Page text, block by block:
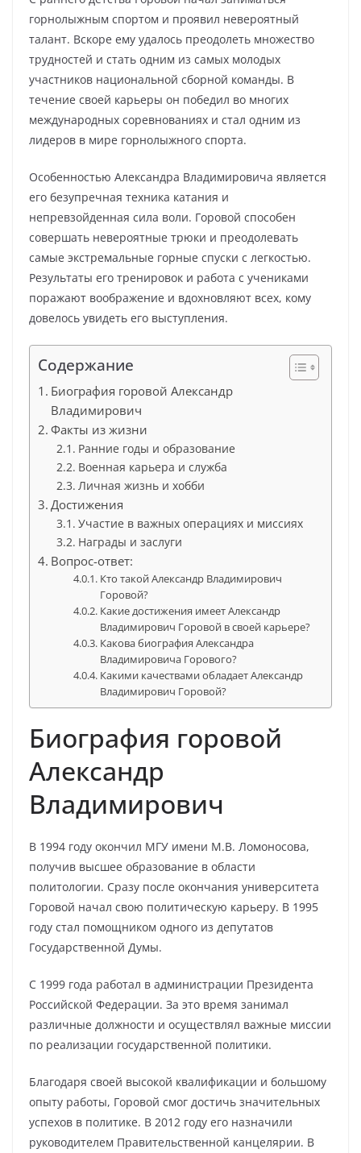
горнолыжным спортом и проявил невероятный
талант. Вскоре ему удалось преодолеть множество
трудностей и стать одним из самых молодых
участников национальной сборной команды. В
течение своей карьеры он победил во многих
международных соревнованиях и стал одним из
лидеров в мире горнолыжного спорта.
Особенностью Александра Владимировича является
его безупречная техника катания и
непревзойденная сила воли. Горовой способен
совершать невероятные трюки и преодолевать
самые экстремальные горные спуски с легкостью.
Результаты его тренировок и работа с учениками
поражают воображение и вдохновляют всех, кому
довелось увидеть его выступления.
Содержание
Биография горовой Александр
Владимирович
Факты из жизни
Ранние годы и образование
Военная карьера и служба
Личная жизнь и хобби
Достижения
Участие в важных операциях и миссиях
Награды и заслуги
Вопрос-ответ:
Кто такой Александр Владимирович
Горовой?
Какие достижения имеет Александр
Владимирович Горовой в своей карьере?
Какова биография Александра
Владимировича Горового?
Какими качествами обладает Александр
Владимирович Горовой?
Биография горовой
Александр
Владимирович
В 1994 году окончил МГУ имени М.В. Ломоносова,
получив высшее образование в области
политологии. Сразу после окончания университета
Горовой начал свою политическую карьеру. В 1995
году стал помощником одного из депутатов
Государственной Думы.
С 1999 года работал в администрации Президента
Российской Федерации. За это время занимал
различные должности и осуществлял важные миссии
по реализации государственной политики.
Благодаря своей высокой квалификации и большому
опыту работы, Горовой смог достичь значительных
успехов в политике. В 2012 году его назначили
руководителем Правительственной канцелярии. В